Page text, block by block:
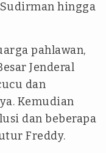
hingga
pahlawan,
Jenderal
dan
Kemudian
dan beberapa
Freddy.